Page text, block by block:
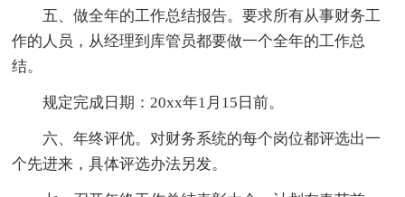
五、做全年的工作总结报告。要求所有从事财务工
作的人员，从经理到库管员都要做一个全年的工作总
结。
规定完成日期：20xx年1月15日前。
六、年终评优。对财务系统的每个岗位都评选出一
个先进来，具体评选办法另发。